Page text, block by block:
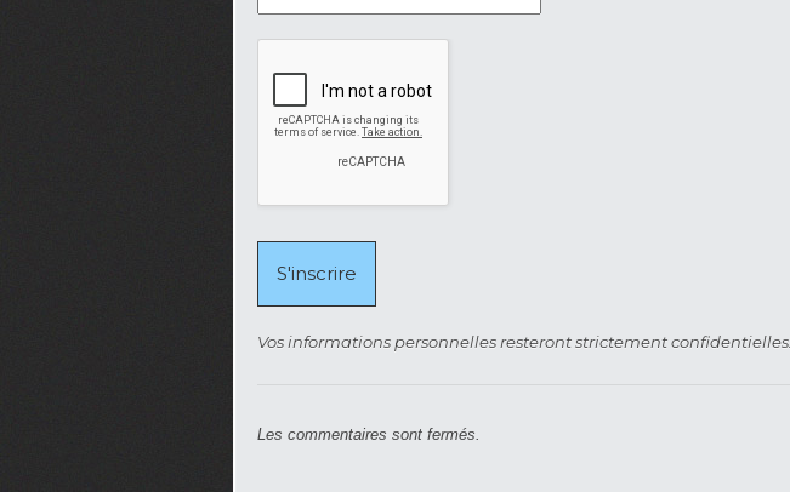
Vos informations personnelles resteront strictement confidentielles.
Les commentaires sont fermés.